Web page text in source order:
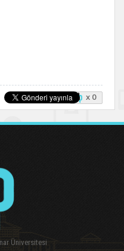
x 0
Üniversitesi